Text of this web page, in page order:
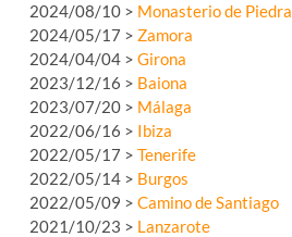
2024/08/10 > Monasterio de Piedra
2024/05/17 > Zamora
2024/04/04 > Girona
2023/12/16 > Baiona
2023/07/20 > Málaga
2022/06/16 > Ibiza
2022/05/17 > Tenerife
2022/05/14 > Burgos
2022/05/09 > Camino de Santiago
2021/10/23 > Lanzarote